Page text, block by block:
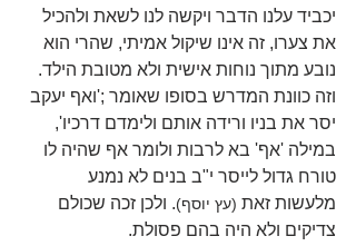
יכביד עלנו הדבר ויקשה לנו לשאת ולהכיל
את צערו, זה אינו שיקול אמיתי, שהרי הוא
נובע מתוך נוחות אישית ולא מטובת הילד.
וזה כוונת המדרש בסופו שאומר ;'ואף יעקב
יסר את בניו ורידה אותם ולימדם דרכיו',
במילה 'אף' בא לרבות ולומר אף שהיה לו
טורח גדול לייסר י"ב בנים לא נמנע
מלעשות זאת (עץ יוסף). ולכן זכה שכולם
צדיקים ולא היה בהם פסולת.